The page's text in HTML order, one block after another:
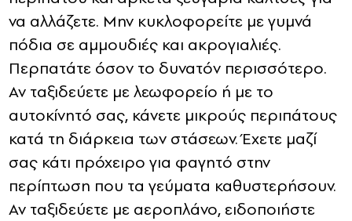
να αλλάζετε. Μην κυκλοφορείτε με γυμνά
πόδια σε αμμουδιές και ακρογιαλιές.
Περπατάτε όσον το δυνατόν περισσότερο.
Αν ταξιδεύετε με λεωφορείο ή με το
αυτοκίνητό σας, κάνετε μικρούς περιπάτους
κατά τη διάρκεια των στάσεων. Έχετε μαζί
σας κάτι πρόχειρο για φαγητό στην
περίπτωση που τα γεύματα καθυστερήσουν.
Αν ταξιδεύετε με αεροπλάνο, ειδοποιήστε